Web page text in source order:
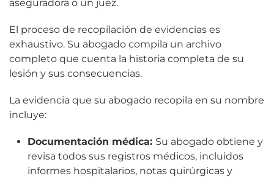
aseguradora o un juez.
El proceso de recopilación de evidencias es
exhaustivo. Su abogado compila un archivo
completo que cuenta la historia completa de su
lesión y sus consecuencias.
La evidencia que su abogado recopila en su nombre
incluye:
Documentación médica: Su abogado obtiene y
revisa todos sus registros médicos, incluidos
informes hospitalarios, notas quirúrgicas y